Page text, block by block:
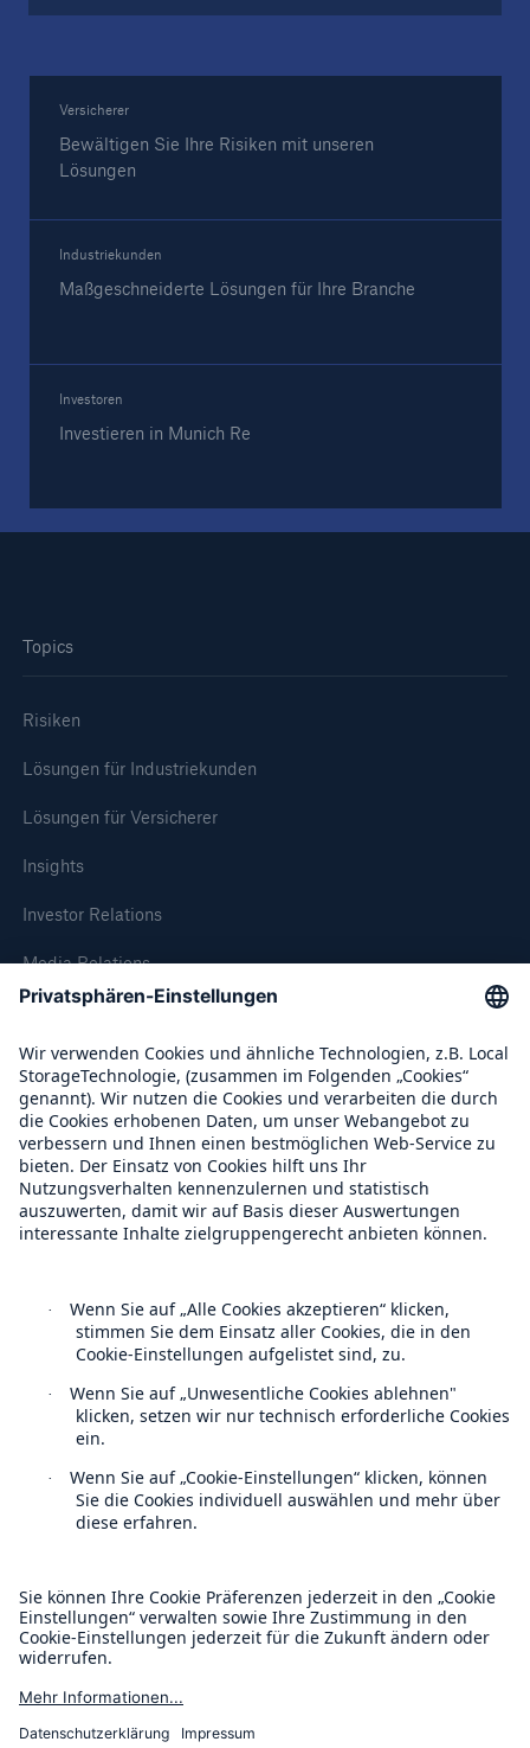
Versicherer
Bewältigen Sie Ihre Risiken mit unseren
Lösungen
Industriekunden
Maßgeschneiderte Lösungen für Ihre Branche
Investoren
Investieren in Munich Re
Topics
Risiken
Lösungen für Industriekunden
Lösungen für Versicherer
Insights
Investor Relations
Media Relations
Compliance
Über Munich Re
Munich Re Weltweit
Datenschutz
Rechtliche Hinweise
Sitemap
Impressum
Reinsurance Property/Casualty
Marine Trend Radar 2025
Naturkatastrophen
seit 1980 beträgt
71.8%
Lösungen
Sachdeckung durch einen leistungsfähigen
Rückversicherungspartner
Leistungsentscheidung in der BU-
Versicherung bis zu